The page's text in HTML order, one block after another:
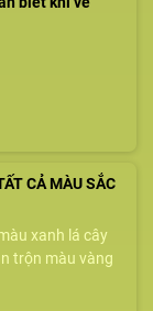
CẢ MÀU SẮC
xanh lá cây
trộn màu vàng